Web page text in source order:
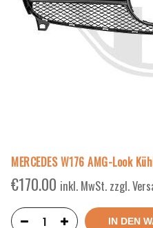
MERCEDES W176 AMG-Look
€170.00 inkl. MwSt. zzgl.
IN DEN